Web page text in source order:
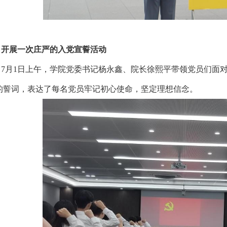
开展一次庄严的入党宣誓活动
7月1日上午，学院党委书记杨永鑫、院长徐熙平带领党员们面
誓词，表达了每名党员牢记初心使命，坚定理想信念。